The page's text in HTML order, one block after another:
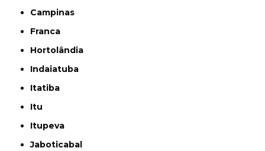
Campinas
Franca
Hortolândia
Indaiatuba
Itatiba
Itu
Itupeva
Jaboticabal